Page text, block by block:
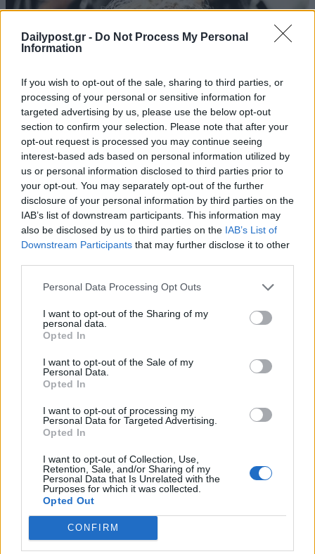
Dailypost.gr - Do Not Process My Personal
Information
If you wish to opt-out of the sale, sharing to third parties, or
processing of your personal or sensitive information for
targeted advertising by us, please use the below opt-out
section to confirm your selection. Please note that after your
opt-out request is processed you may continue seeing
interest-based ads based on personal information utilized by
us or personal information disclosed to third parties prior to
your opt-out. You may separately opt-out of the further
disclosure of your personal information by third parties on the
IAB’s list of downstream participants. This information may
also be disclosed by us to third parties on the IAB’s List of
Downstream Participants that may further disclose it to other
Personal Data Processing Opt Outs
I want to opt-out of the Sharing of my
personal data.
Opted In
I want to opt-out of the Sale of my
Personal Data.
Opted In
I want to opt-out of processing my
Personal Data for Targeted Advertising.
Opted In
I want to opt-out of Collection, Use,
Retention, Sale, and/or Sharing of my
Personal Data that Is Unrelated with the
Purposes for which it was collected.
Opted Out
CONFIRM